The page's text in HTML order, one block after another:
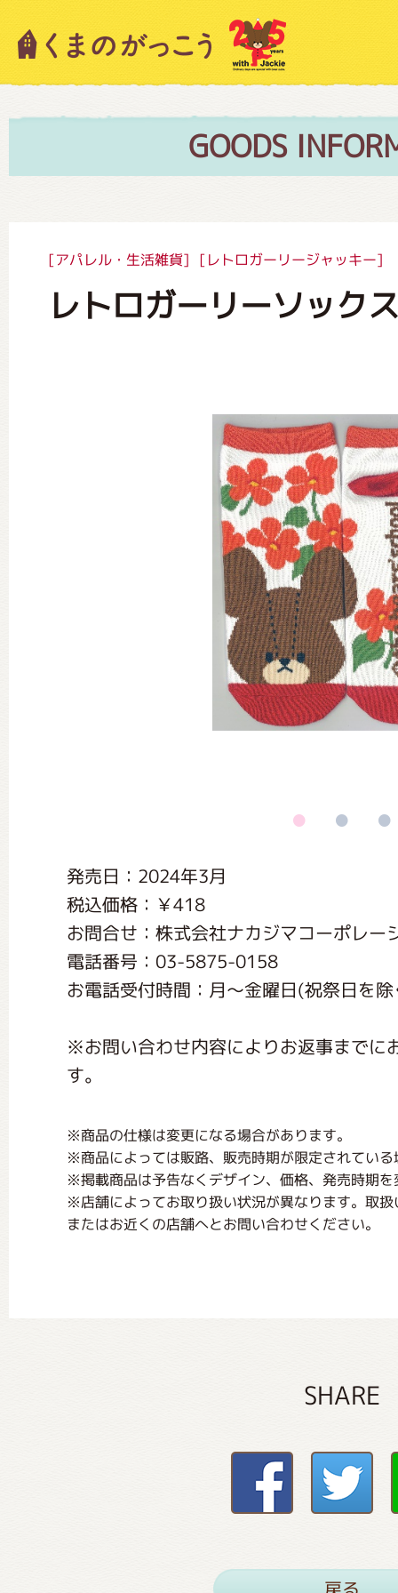
GOODS
[アパレル・生活雑貨] [レトロガーリージャッキー]
レトロガーリーソック
発売日：2024年3月
税込価格：￥418
お問合せ：株式会社ナカジマコーポレー
電話番号：03-5875-0158
お電話受付時間：月〜金曜日(祝祭日を
※お問い合わせ内容によりお返事までに
す。
※商品の仕様は変更になる場合があります。
※商品によっては販路、販売時期が限定されてい
※掲載商品は予告なくデザイン、価格、発売時期
※店舗によってお取り扱い状況が異なります。取
またはお近くの店舗へとお問い合わせください。
SHARE
キャラクター紹介
絵本・作家紹介
グッズインフォメーション
ミュージカル・コンサート
おたのしみコンテンツ(クイズ・
チア ジャッキーズ！
くまのがっこう 家庭科部